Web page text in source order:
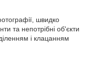
швидко
та непотрібні об'єкти
і клацанням